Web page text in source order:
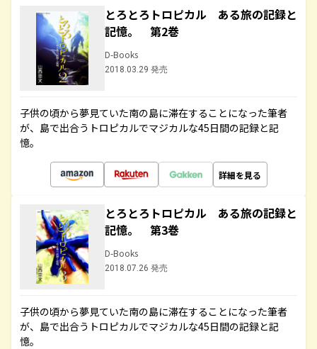
とろとろトロピカル ある旅の記録と
記憶。 第2巻
D-Books
2018.03.29 発売
子供の頃から夢見ていた南の島に滞在することになった筆者
が、島で出合うトロピカルでマジカルな45日間の記録と記
憶。
詳細を見る
とろとろトロピカル ある旅の記録と
記憶。 第3巻
D-Books
2018.07.26 発売
子供の頃から夢見ていた南の島に滞在することになった筆者
が、島で出合うトロピカルでマジカルな45日間の記録と記
憶。